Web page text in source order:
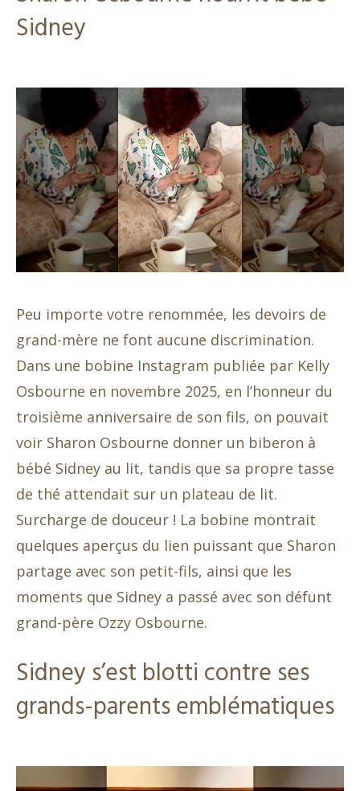
Sidney
Peu importe votre renommée, les devoirs de
grand-mère ne font aucune discrimination.
Dans une bobine Instagram publiée par Kelly
Osbourne en novembre 2025, en l’honneur du
troisième anniversaire de son fils, on pouvait
voir Sharon Osbourne donner un biberon à
bébé Sidney au lit, tandis que sa propre tasse
de thé attendait sur un plateau de lit.
Surcharge de douceur ! La bobine montrait
quelques aperçus du lien puissant que Sharon
partage avec son petit-fils, ainsi que les
moments que Sidney a passé avec son défunt
grand-père Ozzy Osbourne.
Sidney s’est blotti contre ses
grands-parents emblématiques